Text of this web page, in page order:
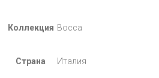
Коллекция Bocca
Страна Италия